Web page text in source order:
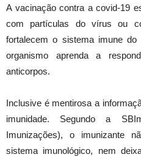
A vacinação contra a covid-19
com partículas do vírus ou
fortalecem o sistema imune
organismo aprenda a
anticorpos.
Inclusive é mentirosa a
imunidade. Segundo a
Imunizações), o imunizante
sistema imunológico, nem